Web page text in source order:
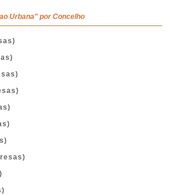
Urbana" por Concelho